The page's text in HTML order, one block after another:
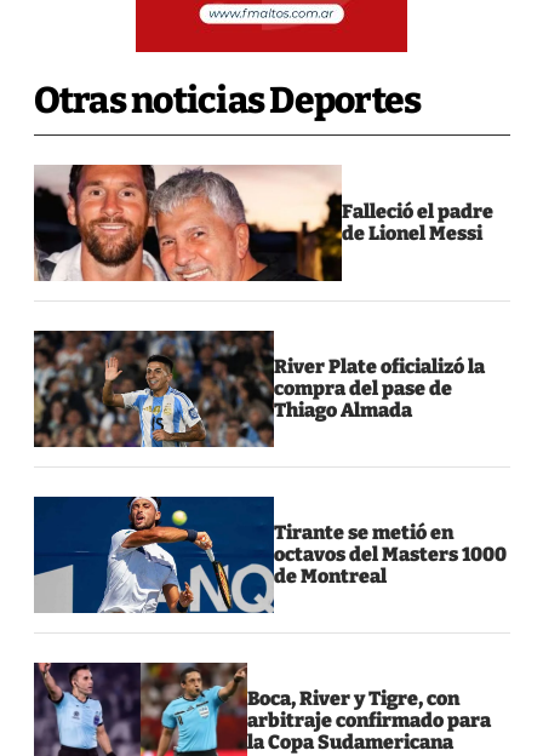
Otras noticias Deportes
Falleció el padre
de Lionel Messi
River Plate oficializó la
compra del pase de
Thiago Almada
Tirante se metió en
octavos del Masters 1000
de Montreal
Boca, River y Tigre, con
arbitraje confirmado para
la Copa Sudamericana